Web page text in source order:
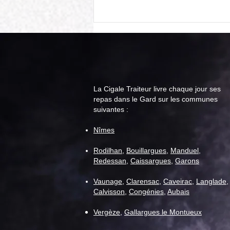
senior" pour la semaine du 11
La Cigale Traiteur livre chaque jour ses
repas dans le Gard sur les communes
suivantes :
Nîmes
Rodilhan Bouillargues Manduel
Redessan Caissargues Garons
Vaunage Clarensac Caveirac Langlade
Calvisson Congénies Aubais
Vergèze Gallargues le Montueux